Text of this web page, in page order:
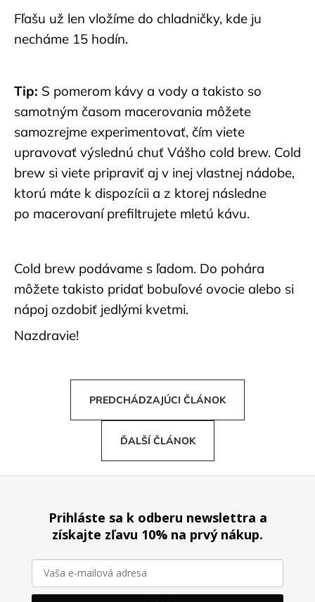
Fľašu už len vložíme do chladničky, kde ju
necháme 15 hodín.
Tip: S pomerom kávy a vody a takisto so
samotným časom macerovania môžete
samozrejme experimentovať, čím viete
upravovať výslednú chuť Vášho cold brew. Cold
brew si viete pripraviť aj v inej vlastnej nádobe,
ktorú máte k dispozícii a z ktorej následne
po macerovaní prefiltrujete mletú kávu.
Cold brew podávame s ľadom. Do pohára
môžete takisto pridať bobuľové ovocie alebo si
nápoj ozdobiť jedlými kvetmi.
Nazdravie!
PREDCHÁDZAJÚCI ČLÁNOK
ĎALŠÍ ČLÁNOK
Prihláste sa k odberu newslettra a
získajte zľavu 10% na prvý nákup.